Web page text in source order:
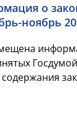
о
ноябрь